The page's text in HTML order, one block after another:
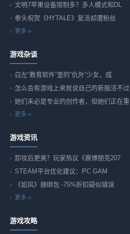
文明7苹果设备限制多？多人模式和DL
拳头祝贺《HYTALE》复活却遭粉丝
更多 »
游戏杂谈
白左“教育软件”里的“仇外“少女，成
怎么会有游戏上来就说自己的新服活不过
她们未必是专业的创作者，但她们正在重
更多 »
游戏资讯
卸妆后更美？玩家热议《赛博朋克207
STEAM平台优化建议：PC GAM
《如风》捆绑包 -75%折扣疑似错误
更多 »
游戏攻略